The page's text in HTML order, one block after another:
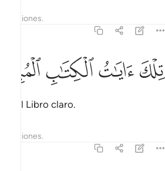
Reflexiones.
تلك ايات الكتاب المبين ٢
تِلْكَ ءَايَـٰتُ ٱلْكِتَـٰبِ ٱلْمُبِينِ ٢
ﲏﲐﲑﲒ
del Libro claro.
Reflexiones.